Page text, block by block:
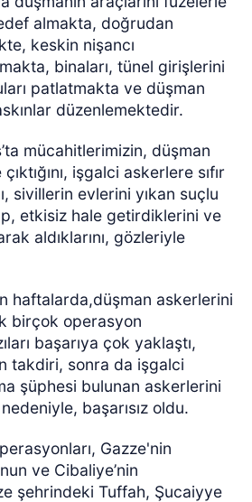
almakta, doğrudan
keskin nişancı
binaları, tünel girişlerini
patlatmakta ve düşman
düzenlemektedir.
mücahitlerimizin, düşman
işgalci askerlere sıfır
sivillerin evlerini yıkan suçlu
etkisiz hale getirdiklerini ve
aldıklarını, gözleriyle
haftalarda,düşman askerlerini
birçok operasyon
başarıya çok yaklaştı,
takdiri, sonra da işgalci
şüphesi bulunan askerlerini
başarısız oldu.
Gazze'nin
ve Cibaliye’nin
şehrindeki Tuffah, Şucaiyye